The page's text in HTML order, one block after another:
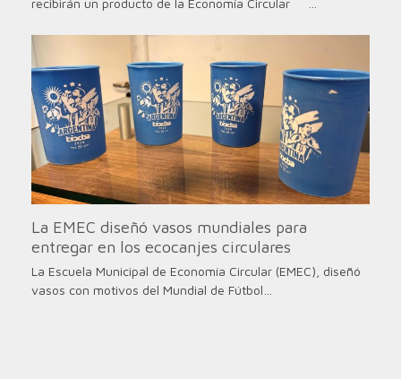
recibirán un producto de la Economía Circular …
La EMEC diseñó vasos mundiales para
entregar en los ecocanjes circulares
La Escuela Municipal de Economía Circular (EMEC), diseñó
vasos con motivos del Mundial de Fútbol…